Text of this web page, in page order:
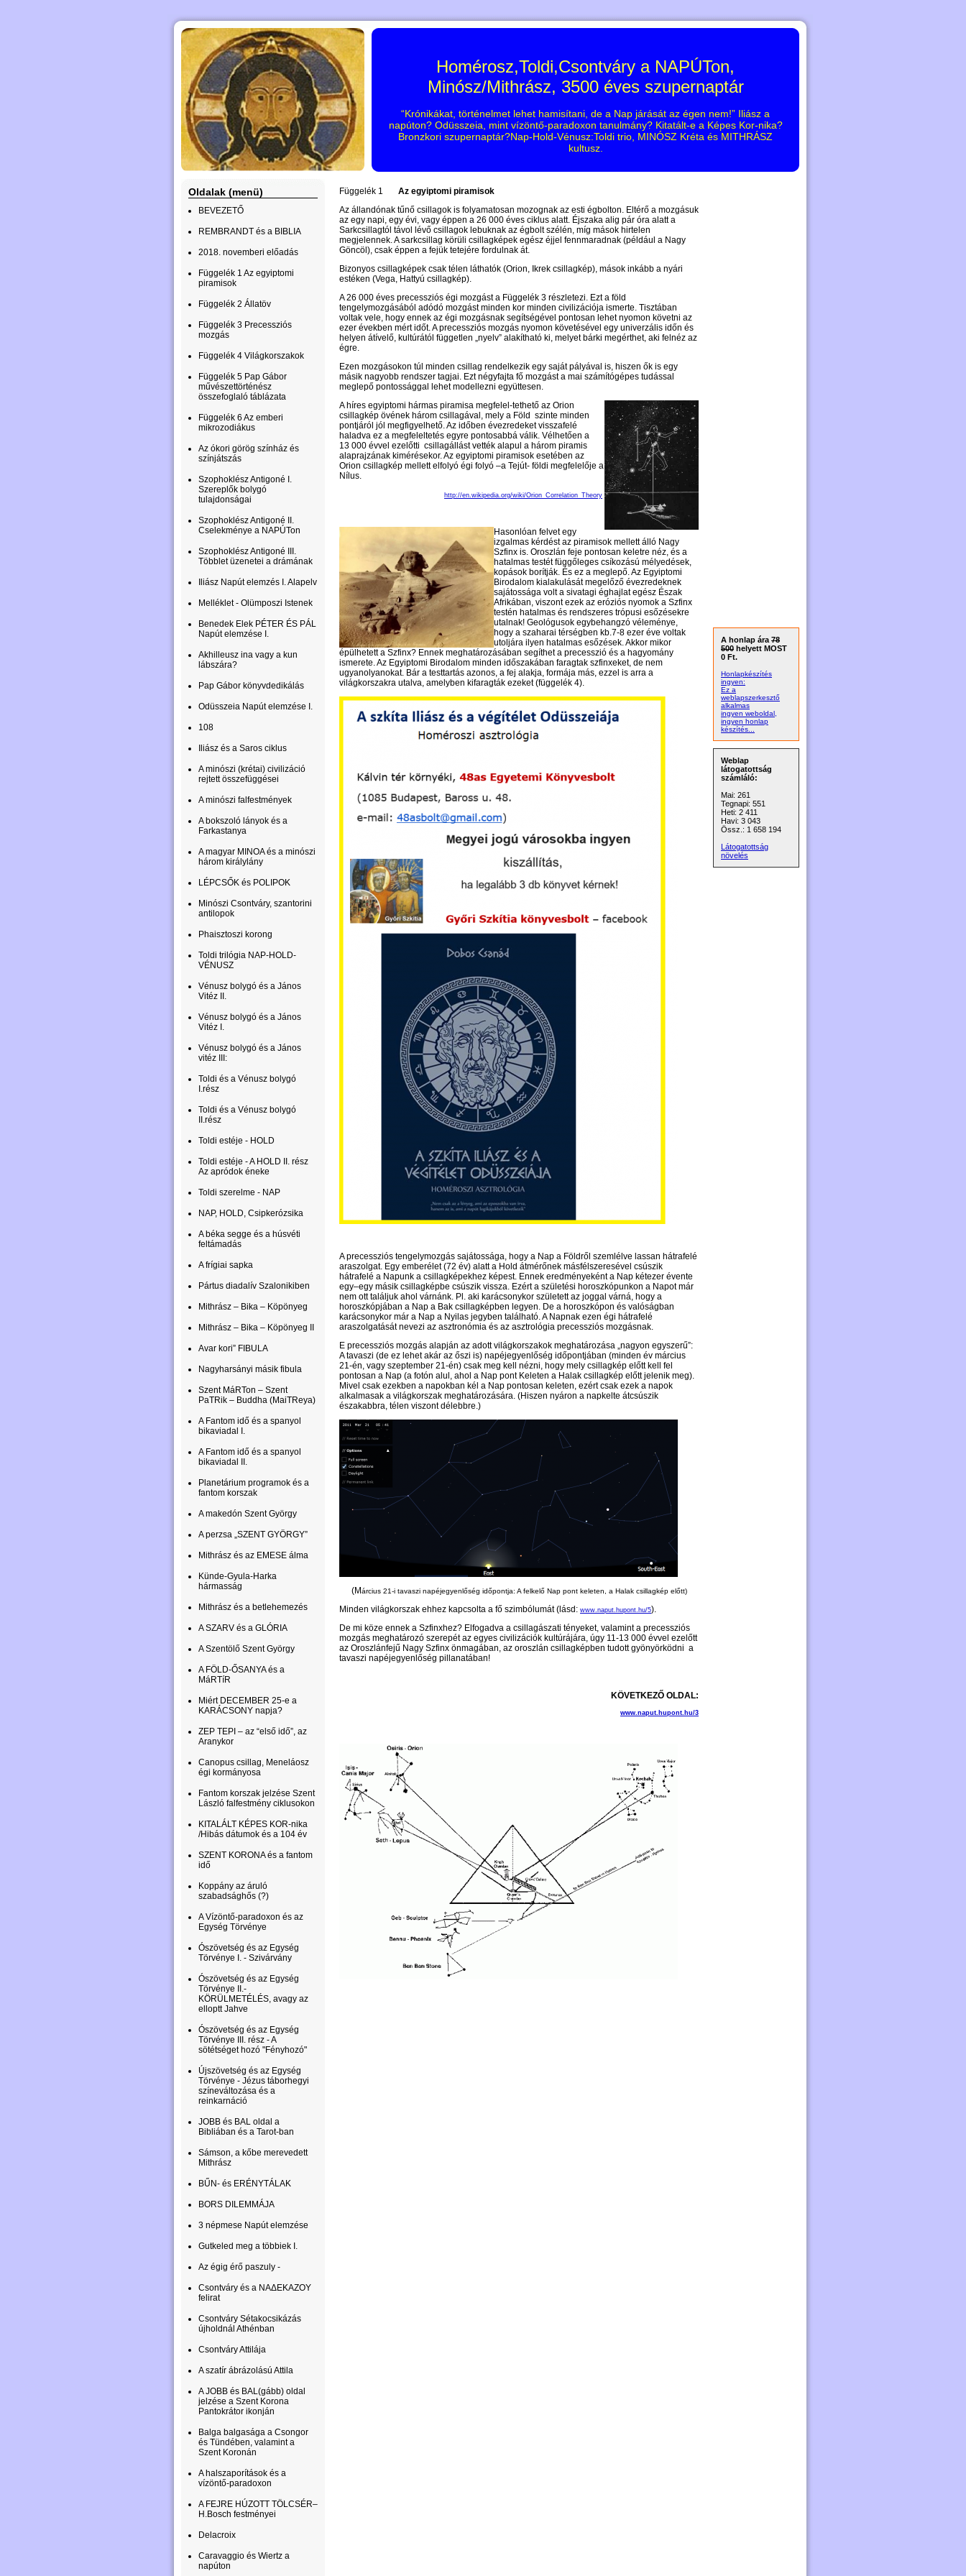
Homérosz,Toldi,Csontváry a NAPÚTon,
Minósz/Mithrász, 3500 éves szupernaptár
“Krónikákat, történelmet lehet hamisítani, de a Nap járását az égen nem!” Iliász a
napúton? Odüsszeia, mint vízöntő-paradoxon tanulmány? Kitatált-e a Képes Kor-nika?
Bronzkori szupernaptár?Nap-Hold-Vénusz:Toldi trio, MINÓSZ Kréta és MITHRÁSZ
kultusz.
Oldalak (menü)
BEVEZETŐ
REMBRANDT és a BIBLIA
2018. novemberi előadás
Függelék 1 Az egyiptomi
piramisok
Függelék 2 Állatöv
Függelék 3 Precessziós
mozgás
Függelék 4 Világkorszakok
Függelék 5 Pap Gábor
művészettörténész
összefoglaló táblázata
Függelék 6 Az emberi
mikrozodiákus
Az ókori görög színház és
színjátszás
Szophoklész Antigoné I.
Szereplők bolygó
tulajdonságai
Szophoklész Antigoné II.
Cselekménye a NAPÚTon
Szophoklész Antigoné III.
Többlet üzenetei a drámának
Iliász Napút elemzés I. Alapelv
Melléklet - Olümposzi Istenek
Benedek Elek PÉTER ÉS PÁL
Napút elemzése I.
Akhilleusz ina vagy a kun
lábszára?
Pap Gábor könyvdedikálás
Odüsszeia Napút elemzése I.
108
Iliász és a Saros ciklus
A minószi (krétai) civilizáció
rejtett összefüggései
A minószi falfestmények
A bokszoló lányok és a
Farkastanya
A magyar MINOA és a minószi
három királylány
LÉPCSŐK és POLIPOK
Minószi Csontváry, szantorini
antilopok
Phaisztoszi korong
Toldi trilógia NAP-HOLD-
VÉNUSZ
Vénusz bolygó és a János
Vitéz II.
Vénusz bolygó és a János
Vitéz I.
Vénusz bolygó és a János
vitéz III:
Toldi és a Vénusz bolygó
I.rész
Toldi és a Vénusz bolygó
II.rész
Toldi estéje - HOLD
Toldi estéje - A HOLD II. rész
Az apródok éneke
Toldi szerelme - NAP
NAP, HOLD, Csipkerózsika
A béka segge és a húsvéti
feltámadás
A frígiai sapka
Pártus diadalív Szalonikiben
Mithrász – Bika – Köpönyeg
Mithrász – Bika – Köpönyeg II
Avar kori” FIBULA
Nagyharsányi másik fibula
Szent MáRTon – Szent
PaTRik – Buddha (MaiTReya)
A Fantom idő és a spanyol
bikaviadal I.
A Fantom idő és a spanyol
bikaviadal II.
Planetárium programok és a
fantom korszak
A makedón Szent György
A perzsa „SZENT GYÖRGY”
Mithrász és az EMESE álma
Künde-Gyula-Harka
hármasság
Mithrász és a betlehemezés
A SZARV és a GLÓRIA
A Szentölő Szent György
A FÖLD-ŐSANYA és a
MáRTíR
Miért DECEMBER 25-e a
KARÁCSONY napja?
ZEP TEPI – az “első idő”, az
Aranykor
Canopus csillag, Meneláosz
égi kormányosa
Fantom korszak jelzése Szent
László falfestmény ciklusokon
KITALÁLT KÉPES KOR-nika
/Hibás dátumok és a 104 év
SZENT KORONA és a fantom
idő
Koppány az áruló
szabadsághős (?)
A Vízöntő-paradoxon és az
Egység Törvénye
Ószövetség és az Egység
Törvénye I. - Szivárvány
Ószövetség és az Egység
Törvénye II.-
KÖRÜLMETÉLÉS, avagy az
elloptt Jahve
Ószövetség és az Egység
Törvénye III. rész - A
sötétséget hozó "Fényhozó"
Újszövetség és az Egység
Törvénye - Jézus táborhegyi
színeváltozása és a
reinkarnáció
JOBB és BAL oldal a
Bibliában és a Tarot-ban
Sámson, a kőbe merevedett
Mithrász
BŰN- és ERÉNYTÁLAK
BORS DILEMMÁJA
3 népmese Napút elemzése
Gutkeled meg a többiek I.
Az égig érő paszuly -
Csontváry és a ΝΑΔΕΚΑΖΟΥ
felirat
Csontváry Sétakocsikázás
újholdnál Athénban
Csontváry Attilája
A szatír ábrázolású Attila
A JOBB és BAL(gább) oldal
jelzése a Szent Korona
Pantokrátor ikonján
Balga balgasága a Csongor
és Tündében, valamint a
Szent Koronán
A halszaporítások és a
vízöntő-paradoxon
A FEJRE HÚZOTT TÖLCSÉR–
H.Bosch festményei
Delacroix
Caravaggio és Wiertz a
napúton
Függelék 1 Az egyiptomi piramisok
Az állandónak tűnő csillagok is folyamatosan mozognak az esti égbolton. Eltérő a mozgásuk
az egy napi, egy évi, vagy éppen a 26 000 éves ciklus alatt. Éjszaka alig pár óra alatt a
Sarkcsillagtól távol lévő csillagok lebuknak az égbolt szélén, míg mások hirtelen
megjelennek. A sarkcsillag körüli csillagképek egész éjjel fennmaradnak (például a Nagy
Göncöl), csak éppen a fejük tetejére fordulnak át.
Bizonyos csillagképek csak télen láthatók (Orion, Ikrek csillagkép), mások inkább a nyári
estéken (Vega, Hattyú csillagkép).
A 26 000 éves precessziós égi mozgást a Függelék 3 részletezi. Ezt a föld
tengelymozgásából adódó mozgást minden kor minden civilizációja ismerte. Tisztában
voltak vele, hogy ennek az égi mozgásnak segítségével pontosan lehet nyomon követni az
ezer években mért időt. A precessziós mozgás nyomon követésével egy univerzális időn és
helyen átívelő, kultúrától független „nyelv” alakítható ki, melyet bárki megérthet, aki felnéz az
égre.
Ezen mozgásokon túl minden csillag rendelkezik egy saját pályával is, hiszen ők is egy
másik nagyobb rendszer tagjai. Ezt négyfajta fő mozgást a mai számítógépes tudással
meglepő pontossággal lehet modellezni együttesen.
A híres egyiptomi hármas piramisa megfelel-tethető az Orion
csillagkép övének három csillagával, mely a Föld szinte minden
pontjáról jól megfigyelhető. Az időben évezredeket visszafelé
haladva ez a megfeleltetés egyre pontosabbá válik. Vélhetően a
13 000 évvel ezelőtti csillagállást vették alapul a három piramis
alaprajzának kimérésekor. Az egyiptomi piramisok esetében az
Orion csillagkép mellett elfolyó égi folyó –a Tejút- földi megfelelője a
Nílus.
http://en.wikipedia.org/wiki/Orion_Correlation_Theory
Hasonlóan felvet egy
izgalmas kérdést az piramisok mellett álló Nagy
Szfinx is. Oroszlán feje pontosan keletre néz, és a
hatalmas testét függőleges csíkozású mélyedések,
kopások borítják. És ez a meglepő. Az Egyiptomi
Birodalom kialakulását megelőző évezredeknek
sajátossága volt a sivatagi éghajlat egész Észak
Afrikában, viszont ezek az eróziós nyomok a Szfinx
testén hatalmas és rendszeres trópusi esőzésekre
utalnak! Geológusok egybehangzó véleménye,
hogy a szaharai térségben kb.7-8 ezer éve voltak
utoljára ilyen hatalmas esőzések. Akkor mikor
épülhetett a Szfinx? Ennek meghatározásában segíthet a precesszió és a hagyomány
ismerete. Az Egyiptomi Birodalom minden időszakában faragtak szfinxeket, de nem
ugyanolyanokat. Bár a testtartás azonos, a fej alakja, formája más, ezzel is arra a
világkorszakra utalva, amelyben kifaragták ezeket (függelék 4).
A precessziós tengelymozgás sajátossága, hogy a Nap a Földről szemlélve lassan hátrafelé
araszolgat. Egy emberélet (72 év) alatt a Hold átmérőnek másfélszeresével csúszik
hátrafelé a Napunk a csillagképekhez képest. Ennek eredményeként a Nap kétezer évente
egy–egy másik csillagképbe csúszik vissza. Ezért a születési horoszkópunkon a Napot már
nem ott találjuk ahol várnánk. Pl. aki karácsonykor született az joggal várná, hogy a
horoszkópjában a Nap a Bak csillagképben legyen. De a horoszkópon és valóságban
karácsonykor már a Nap a Nyilas jegyben található. A Napnak ezen égi hátrafelé
araszolgatását nevezi az asztronómia és az asztrológia precessziós mozgásnak.
E precessziós mozgás alapján az adott világkorszakok meghatározása „nagyon egyszerű”:
A tavaszi (de ez lehet akár az őszi is) napéjegyenlőség időpontjában (minden év március
21-én, vagy szeptember 21-én) csak meg kell nézni, hogy mely csillagkép előtt kell fel
pontosan a Nap (a fotón alul, ahol a Nap pont Keleten a Halak csillagkép előtt jelenik meg).
Mivel csak ezekben a napokban kél a Nap pontosan keleten, ezért csak ezek a napok
alkalmasak a világkorszak meghatározására. (Hiszen nyáron a napkelte átcsúszik
északabbra, télen viszont délebbre.)
(Március 21-i tavaszi napéjegyenlőség időpontja: A felkelő Nap pont keleten, a Halak csillagkép előtt)
Minden világkorszak ehhez kapcsolta a fő szimbólumát (lásd: www.naput.hupont.hu/5).
De mi köze ennek a Szfinxhez? Elfogadva a csillagászati tényeket, valamint a precessziós
mozgás meghatározó szerepét az egyes civilizációk kultúrájára, úgy 11-13 000 évvel ezelőtt
az Oroszlánfejű Nagy Szfinx önmagában, az oroszlán csillagképben tudott gyönyörködni a
tavaszi napéjegyenlőség pillanatában!
KÖVETKEZŐ OLDAL:
www.naput.hupont.hu/3
A honlap ára 78
500 helyett MOST
0 Ft.
Honlapkészítés
ingyen:
Ez a
weblapszerkesztő
alkalmas
ingyen weboldal,
ingyen honlap
készítés...
Weblap
látogatottság
számláló:
Mai: 261
Tegnapi: 551
Heti: 2 411
Havi: 3 043
Össz.: 1 658 194
Látogatottság
növelés